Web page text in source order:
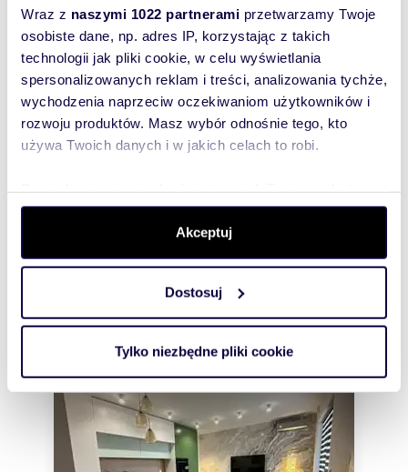
Wraz z naszymi 1022 partnerami przetwarzamy Twoje
osobiste dane, np. adres IP, korzystając z takich
technologii jak pliki cookie, w celu wyświetlania
spersonalizowanych reklam i treści, analizowania tychże,
wychodzenia naprzeciw oczekiwaniom użytkowników i
rozwoju produktów. Masz wybór odnośnie tego, kto
używa Twoich danych i w jakich celach to robi.
dane są przetwarzane oraz ustaw własne preferencje w
. W Deklaracji plików cookie możesz
zmienić lub wycofać swoją zgodę w dowolnej chwili.
Wykorzystujemy pliki cookie do spersonalizowania treści
i reklam, aby oferować funkcje społecznościowe i
korzystasz z naszej witryny, udostępniamy partnerom
Partnerzy mogą połączyć te informacje z innymi danymi
otrzymanymi od Ciebie lub uzyskanymi podczas
korzystania z ich usług.
Akceptuj
Dostosuj
Tylko niezbędne pliki cookie
nieruchomości ASARI CRM (asaricrm.com)
Rozwiń opis
Mieszkanie: na sprzedaż
pokoi:
Lokalizacja: województwo:mazowieckie
powiat:Warszawagmina:
Warszawamiejscowość:
Warszawadzielnica:
Północulica:Józefa Szanajcy
Podobne oferty w tej lokalizacji
WYRÓŻNIONE